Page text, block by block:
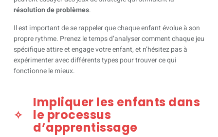
résolution de problèmes.
Il est important de se rappeler que chaque enfant évolue à son
propre rythme. Prenez le temps d’analyser comment chaque jeu
spécifique attire et engage votre enfant, et n’hésitez pas à
expérimenter avec différents types pour trouver ce qui
fonctionne le mieux.
Impliquer les enfants dans
le processus
d’apprentissage